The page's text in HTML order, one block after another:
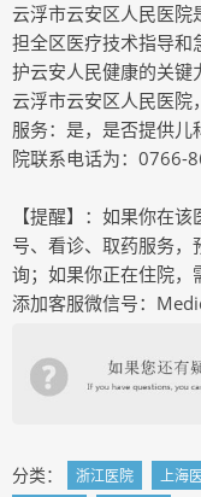
云浮市云安区人民医院
担全区医疗技术指导和
护云安人民健康的关键
云浮市云安区人民医院
服务：是，是否提供
院联系电话为：0766-
【提醒】：如果你在
号、看诊、取药服务，
询；如果你正在住院，
添加客服微信号：
分类： 浙江医院 上海